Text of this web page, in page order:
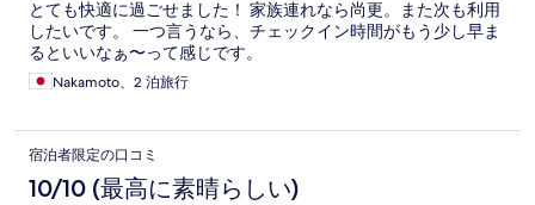
とても快適に過ごせました！ 家族連れなら尚更。また次も利用
したいです。 一つ言うなら、チェックイン時間がもう少し早ま
るといいなぁ〜って感じです。
Nakamoto、2 泊旅行
宿泊者限定の口コミ
10/10 (最高に素晴らしい)